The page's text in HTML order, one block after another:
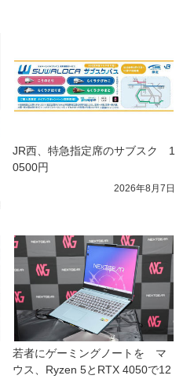
JR西、特急指定席のサブスク　1
0500円
2026年8月7日
若者にゲーミングノートを　マ
ウス、Ryzen 5とRTX 4050で12